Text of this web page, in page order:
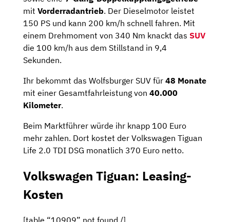
mit Vorderradantrieb. Der Dieselmotor leistet
150 PS und kann 200 km/h schnell fahren. Mit
einem Drehmoment von 340 Nm knackt das SUV
die 100 km/h aus dem Stillstand in 9,4
Sekunden.
Ihr bekommt das Wolfsburger SUV für 48 Monate
mit einer Gesamtfahrleistung von 40.000
Kilometer.
Beim Marktführer würde ihr knapp 100 Euro
mehr zahlen. Dort kostet der Volkswagen Tiguan
Life 2.0 TDI DSG monatlich 370 Euro netto.
Volkswagen Tiguan: Leasing-
Kosten
[table “10909” not found /]